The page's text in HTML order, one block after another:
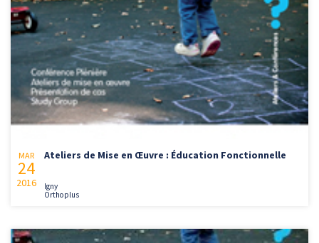
MAR
24
2016
Ateliers de Mise en Œuvre : Éducation Fonctionnelle
Igny
Orthoplus